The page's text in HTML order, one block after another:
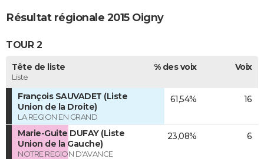
Résultat régionale 2015 Oigny
TOUR 2
Tête de liste
Liste
% des voix Voix
François SAUVADET (Liste
Union de la Droite)
LA REGION EN GRAND
61,54% 16
Marie-Guite DUFAY (Liste
Union de la Gauche)
NOTRE REGION D'AVANCE
23,08% 6